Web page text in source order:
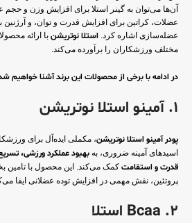
آن‌ها می‌توان به گینر استلا برای افزایش وزن و حجم
عضلات، کراتین برای افزایش قدرت و توان، و آرژنین
عضله‌سازی اشاره کرد. استلا نوتریشن با ارائه
مختلف ورزشکاران را برآورده می‌کند.
در ادامه با برخی از محصولات این برند آشنا خواهیم
1. آمینو استلا نوتریشن
پودر آمینو استلا نوتریشن، مکملی ایده‌آل برای
اسیدهای آمینه ضروری، به بهبود عملکرد ورزشی،
قدرت و استقامت کمک می‌کند. این محصول با تامین
پروتئین، نقش مهمی در افزایش توده عضلانی ایفا
2. Bcaa استلا